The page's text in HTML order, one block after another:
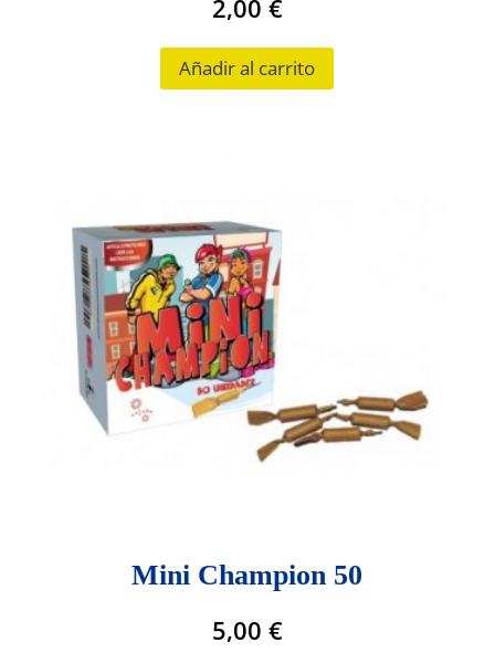
2,00 €
Añadir al carrito
Mini Champion 50
5,00 €